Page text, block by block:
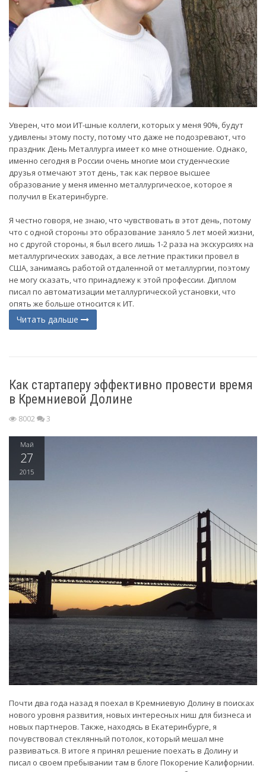
Уверен, что мои ИТ-шные коллеги, которых у меня 90%, будут
удивлены этому посту, потому что даже не подозревают, что
праздник День Металлурга имеет ко мне отношение. Однако,
именно сегодня в России очень многие мои студенческие
друзья отмечают этот день, так как первое высшее
образование у меня именно металлургическое, которое я
получил в Екатеринбурге.
Я честно говоря, не знаю, что чувствовать в этот день, потому
что с одной стороны это образование заняло 5 лет моей жизни,
но с другой стороны, я был всего лишь 1-2 раза на экскурсиях на
металлургических заводах, а все летние практики провел в
США, занимаясь работой отдаленной от металлургии, поэтому
не могу сказать, что принадлежу к этой профессии. Диплом
писал по автоматизации металлургической установки, что
опять же больше относится к ИТ.
Читать дальше
Как стартаперу эффективно провести время
в Кремниевой Долине
8002 3
Май
27
2015
Почти два года назад я поехал в Кремниевую Долину в поисках
нового уровня развития, новых интересных ниш для бизнеса и
новых партнеров. Также, находясь в Екатеринбурге, я
почувствовал стеклянный потолок, который мешал мне
развиваться. В итоге я принял решение поехать в Долину и
писал о своем пребывании там в блоге Покорение Калифорнии.